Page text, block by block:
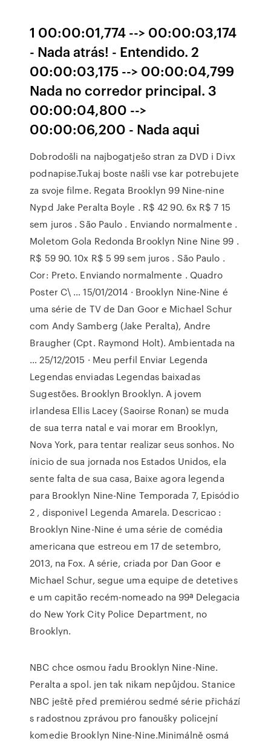
1 00:00:01,774 --> 00:00:03,174
- Nada atrás! - Entendido. 2
00:00:03,175 --> 00:00:04,799
Nada no corredor principal. 3
00:00:04,800 -->
00:00:06,200 - Nada aqui
Dobrodošli na najbogatješo stran za DVD i Divx
podnapise.Tukaj boste našli vse kar potrebujete
za svoje filme. Regata Brooklyn 99 Nine-nine
Nypd Jake Peralta Boyle . R$ 42 90. 6x R$ 7 15
sem juros . São Paulo . Enviando normalmente .
Moletom Gola Redonda Brooklyn Nine Nine 99 .
R$ 59 90. 10x R$ 5 99 sem juros . São Paulo .
Cor: Preto. Enviando normalmente . Quadro
Poster C\ … 15/01/2014 · Brooklyn Nine-Nine é
uma série de TV de Dan Goor e Michael Schur
com Andy Samberg (Jake Peralta), Andre
Braugher (Cpt. Raymond Holt). Ambientada na
… 25/12/2015 · Meu perfil Enviar Legenda
Legendas enviadas Legendas baixadas
Sugestões. Brooklyn Brooklyn. A jovem
irlandesa Ellis Lacey (Saoirse Ronan) se muda
de sua terra natal e vai morar em Brooklyn,
Nova York, para tentar realizar seus sonhos. No
ínicio de sua jornada nos Estados Unidos, ela
sente falta de sua casa, Baixe agora legenda
para Brooklyn Nine-Nine Temporada 7, Episódio
2 , disponivel Legenda Amarela. Descricao :
Brooklyn Nine-Nine é uma série de comédia
americana que estreou em 17 de setembro,
2013, na Fox. A série, criada por Dan Goor e
Michael Schur, segue uma equipe de detetives
e um capitão recém-nomeado na 99ª Delegacia
do New York City Police Department, no
Brooklyn.
NBC chce osmou řadu Brooklyn Nine-Nine.
Peralta a spol. jen tak nikam nepůjdou. Stanice
NBC ještě před premiérou sedmé série přichází
s radostnou zprávou pro fanoušky policejní
komedie Brooklyn Nine-Nine.Minimálně osmá